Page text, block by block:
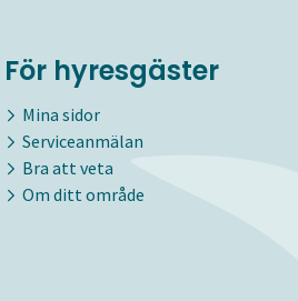
För hyresgäster
Mina sidor
Serviceanmälan
Bra att veta
Om ditt område